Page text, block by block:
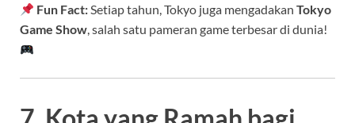
Fun Fact:Setiap tahun, Tokyo juga mengadakanTokyo
Game Show, salah satu pameran game terbesar di dunia!